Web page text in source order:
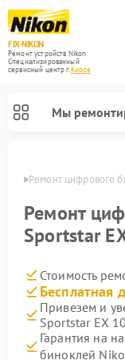
FIX-NIKON
Ремонт устройств Nikon
Специализированный
cервисный центр г.Киров
Мы
Ремонт цифрового
Ремонт
Sportstar
Стоимость
Бесплатная
Привезем и
Sportstar EX
Гарантия на
биноклей